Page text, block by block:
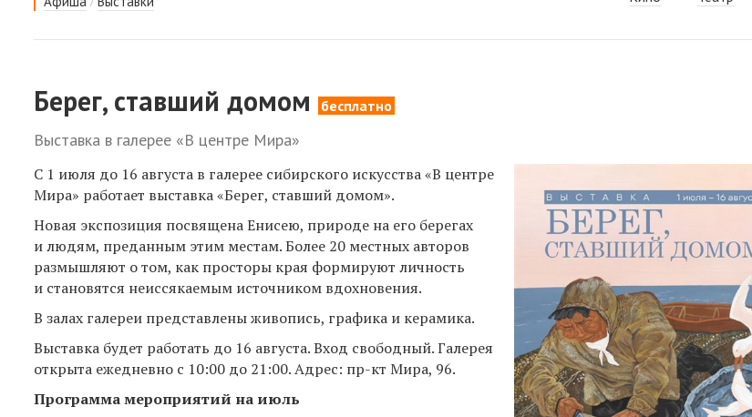
Берег, ставший домом бесплатно
Выставка в галерее «В центре Мира»
С 1 июля до 16 августа в галерее сибирского искусства «В центре
Мира» работает выставка «Берег, ставший домом».
Новая экспозиция посвящена Енисею, природе на его берегах
и людям, преданным этим местам. Более 20 местных авторов
размышляют о том, как просторы края формируют личность
и становятся неиссякаемым источником вдохновения.
В залах галереи представлены живопись, графика и керамика.
Выставка будет работать до 16 августа. Вход свободный. Галерея
открыта ежедневно с 10:00 до 21:00. Адрес: пр-кт Мира, 96.
Программа мероприятий на июль